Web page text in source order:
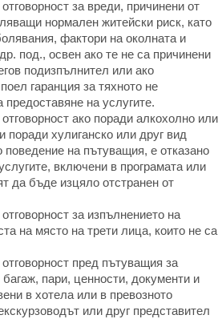
за вреди, причинени от
нормален житейски риск, като
фактори на околната и
под., освен ако те не са причинени
подизпълнител или ако
гаранция за тяхното не
на услугите.
ако поради алкохолно или
поради хулиганско или друг вид
на пътуващия, е отказано
включени в програмата или
да бъде изцяло отстранен от
за изпълнението на
на място на трети лица, които не са
пред пътуващия за
пари, ценности, документи и
в хотела или в превозното
или друг представител